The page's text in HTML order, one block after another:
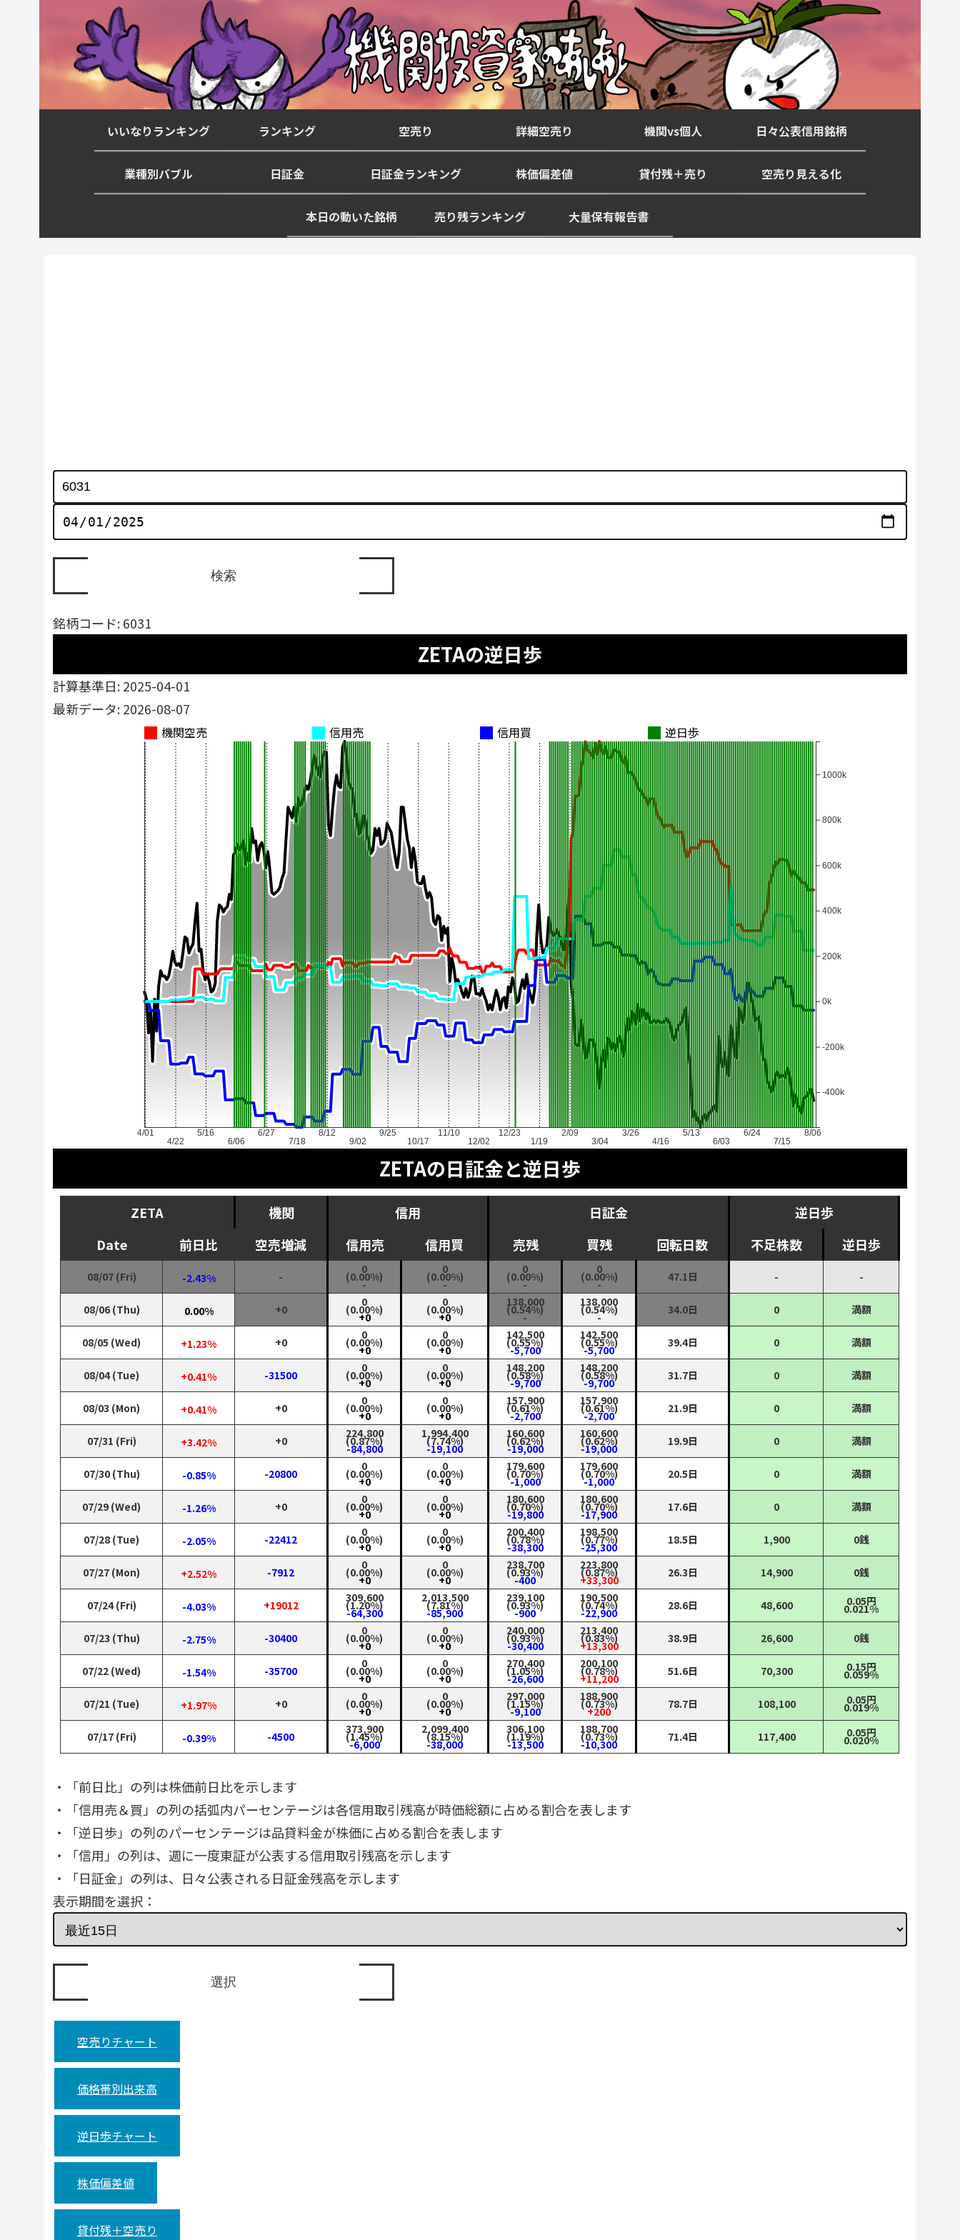
いいなりランキング ランキング 空売り 詳細空売り 機関vs個人 日々公表信用銘柄
業種別バブル 日証金 日証金ランキング 株価偏差値 貸付残＋売り 空売り見える化
本日の動いた銘柄 売り残ランキング 大量保有報告書
銘柄コード: 6031
ZETAの逆日歩
計算基準日: 2025-04-01
最新データ: 2026-08-07
機関空売 信用売 信用買 逆日歩
4/01
4/22
5/16
6/06
6/27
7/18
8/12
9/02
9/25
10/17
11/10
12/02
12/23
1/19
2/09
3/04
3/26
4/16
5/13
6/03
6/24
7/15
8/06
-400k
-200k
0k
200k
400k
600k
800k
1000k
ZETAの日証金と逆日歩
ZETA 機関 信用 日証金
逆日歩
Date
前日比 空売増減 信用売 信用買 売残 買残 回転日数 不足株数 逆日歩
08/07 (Fri) -2.43% -
0
(0.00%)
-
0
(0.00%)
-
0
(0.00%)
-
0
(0.00%)
-
47.1日 - -
08/06 (Thu) 0.00% +0
0
(0.00%)
+0
0
(0.00%)
+0
138,000
(0.54%)
-
138,000
(0.54%)
-
34.0日 0 満額
08/05 (Wed) +1.23% +0
0
(0.00%)
+0
0
(0.00%)
+0
142,500
(0.55%)
-5,700
142,500
(0.55%)
-5,700
39.4日 0 満額
08/04 (Tue) +0.41% -31500
0
(0.00%)
+0
0
(0.00%)
+0
148,200
(0.58%)
-9,700
148,200
(0.58%)
-9,700
31.7日 0 満額
08/03 (Mon) +0.41% +0
0
(0.00%)
+0
0
(0.00%)
+0
157,900
(0.61%)
-2,700
157,900
(0.61%)
-2,700
21.9日 0 満額
07/31 (Fri) +3.42% +0
224,800
(0.87%)
-84,800
1,994,400
(7.74%)
-19,100
160,600
(0.62%)
-19,000
160,600
(0.62%)
-19,000
19.9日 0 満額
07/30 (Thu) -0.85% -20800
0
(0.00%)
+0
0
(0.00%)
+0
179,600
(0.70%)
-1,000
179,600
(0.70%)
-1,000
20.5日 0 満額
07/29 (Wed) -1.26% +0
0
(0.00%)
+0
0
(0.00%)
+0
180,600
(0.70%)
-19,800
180,600
(0.70%)
-17,900
17.6日 0 満額
07/28 (Tue) -2.05% -22412
0
(0.00%)
+0
0
(0.00%)
+0
200,400
(0.78%)
-38,300
198,500
(0.77%)
-25,300
18.5日 1,900 0銭
07/27 (Mon) +2.52% -7912
0
(0.00%)
+0
0
(0.00%)
+0
238,700
(0.93%)
-400
223,800
(0.87%)
+33,300
26.3日 14,900 0銭
07/24 (Fri) -4.03% +19012
309,600
(1.20%)
-64,300
2,013,500
(7.81%)
-85,900
239,100
(0.93%)
-900
190,500
(0.74%)
-22,900
28.6日 48,600 0.05円
0.021%
07/23 (Thu) -2.75% -30400
0
(0.00%)
+0
0
(0.00%)
+0
240,000
(0.93%)
-30,400
213,400
(0.83%)
+13,300
38.9日 26,600 0銭
07/22 (Wed) -1.54% -35700
0
(0.00%)
+0
0
(0.00%)
+0
270,400
(1.05%)
-26,600
200,100
(0.78%)
+11,200
51.6日 70,300 0.15円
0.059%
07/21 (Tue) +1.97% +0
0
(0.00%)
+0
0
(0.00%)
+0
297,000
(1.15%)
-9,100
188,900
(0.73%)
+200
78.7日 108,100 0.05円
0.019%
07/17 (Fri) -0.39% -4500
373,900
(1.45%)
-6,000
2,099,400
(8.15%)
-38,000
306,100
(1.19%)
-13,500
188,700
(0.73%)
-10,300
71.4日 117,400 0.05円
0.020%
・「前日比」の列は株価前日比を示します
・「信用売＆買」の列の括弧内パーセンテージは各信用取引残高が時価総額に占める割合を表します
・「逆日歩」の列のパーセンテージは品貸料金が株価に占める割合を表します
・「信用」の列は、週に一度東証が公表する信用取引残高を示します
・「日証金」の列は、日々公表される日証金残高を示します
表示期間を選択：
空売りチャート
価格帯別出来高
逆日歩チャート
株価偏差値
貸付残＋空売り